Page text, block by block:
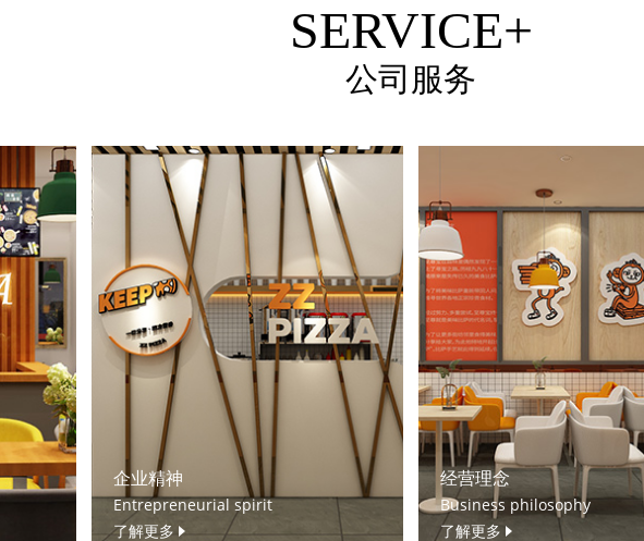
SERVICE+
公司服务
企业精神
Entrepreneurial spirit
了解更多
经营理念
Business philosophy
了解更多